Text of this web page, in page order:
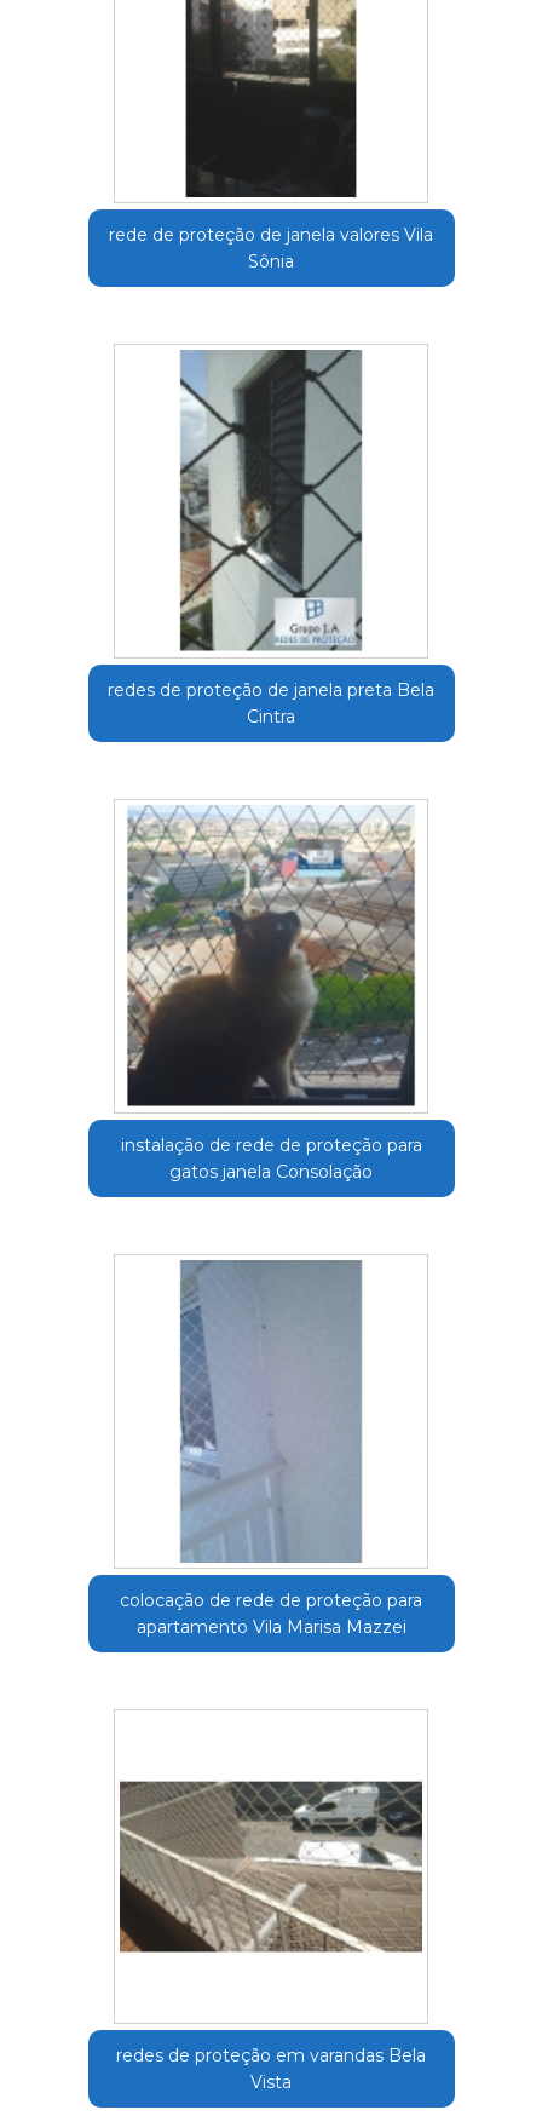
rede de proteção de janela valores Vila
Sônia
redes de proteção de janela preta Bela
Cintra
instalação de rede de proteção para
gatos janela Consolação
colocação de rede de proteção para
apartamento Vila Marisa Mazzei
redes de proteção em varandas Bela
Vista